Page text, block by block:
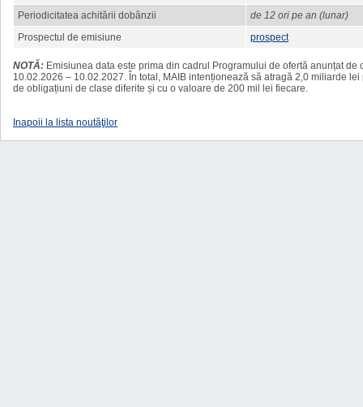
Periodicitatea achitării dobânzii
de 12 ori pe an (lunar)
Prospectul de emisiune
prospect
NOTĂ: Emisiunea data este prima din cadrul Programului de ofertă anunțat de
10.02.2026 – 10.02.2027. În total, MAIB intenționează să atragă 2,0 miliarde
de obligațiuni de clase diferite și cu o valoare de 200 mil lei fiecare.
Inapoii la lista noutăţilor